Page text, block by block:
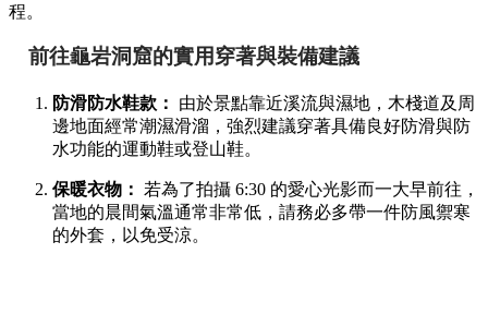
程。
前往龜岩洞窟的實用穿著與裝備建議
防滑防水鞋款：
由於景點靠近溪流與濕地，木棧道及周
邊地面經常潮濕滑溜，強烈建議穿著具備良好防滑與防
水功能的運動鞋或登山鞋。
保暖衣物： 若為了拍攝 6:30 的愛心光影而一大早前往，
當地的晨間氣溫通常非常低，請務必多帶一件防風禦寒
的外套，以免受涼。